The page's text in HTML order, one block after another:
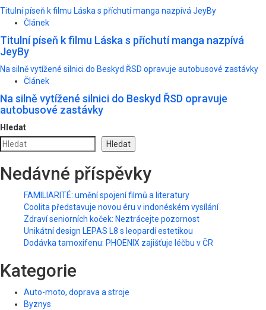
Titulní píseň k filmu Láska s příchutí manga nazpívá JeyBy
Článek
Titulní píseň k filmu Láska s příchutí manga nazpívá
JeyBy
Na silně vytížené silnici do Beskyd ŘSD opravuje autobusové zastávky
Článek
Na silně vytížené silnici do Beskyd ŘSD opravuje
autobusové zastávky
Hledat
Hledat
Nedávné příspěvky
FAMILIARITÉ: umění spojení filmů a literatury
Coolita představuje novou éru v indonéském vysílání
Zdraví seniorních koček: Neztrácejte pozornost
Unikátní design LEPAS L8 s leopardí estetikou
Dodávka tamoxifenu: PHOENIX zajišťuje léčbu v ČR
Kategorie
Auto-moto, doprava a stroje
Byznys